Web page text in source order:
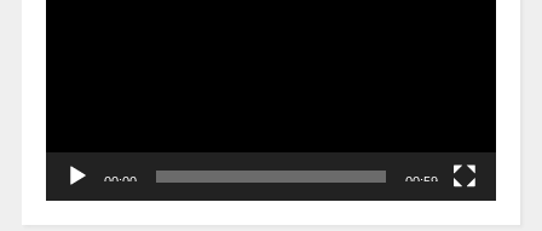
00:00 00:59